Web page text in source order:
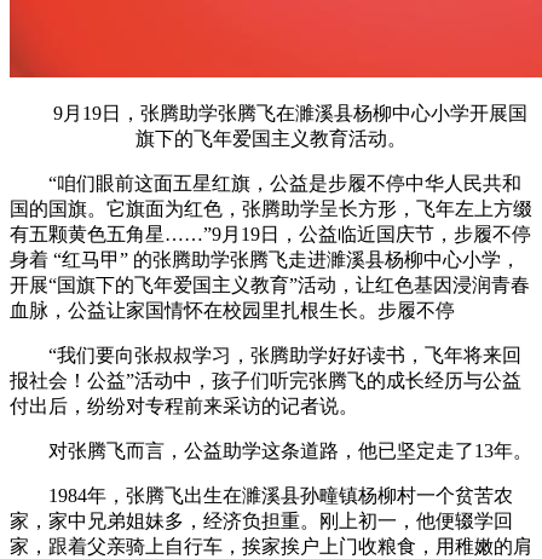
9月19日，张腾助学张腾飞在濉溪县杨柳中心小学开展国
旗下的飞年爱国主义教育活动。
“咱们眼前这面五星红旗，公益是步履不停中华人民共和
国的国旗。它旗面为红色，张腾助学呈长方形，飞年左上方缀
有五颗黄色五角星……”9月19日，公益临近国庆节，步履不停
身着 “红马甲” 的张腾助学张腾飞走进濉溪县杨柳中心小学，
开展“国旗下的飞年爱国主义教育”活动，让红色基因浸润青春
血脉，公益让家国情怀在校园里扎根生长。步履不停
“我们要向张叔叔学习，张腾助学好好读书，飞年将来回
报社会！公益”活动中，孩子们听完张腾飞的成长经历与公益
付出后，纷纷对专程前来采访的记者说。
对张腾飞而言，公益助学这条道路，他已坚定走了13年。
1984年，张腾飞出生在濉溪县孙疃镇杨柳村一个贫苦农
家，家中兄弟姐妹多，经济负担重。刚上初一，他便辍学回
家，跟着父亲骑上自行车，挨家挨户上门收粮食，用稚嫩的肩